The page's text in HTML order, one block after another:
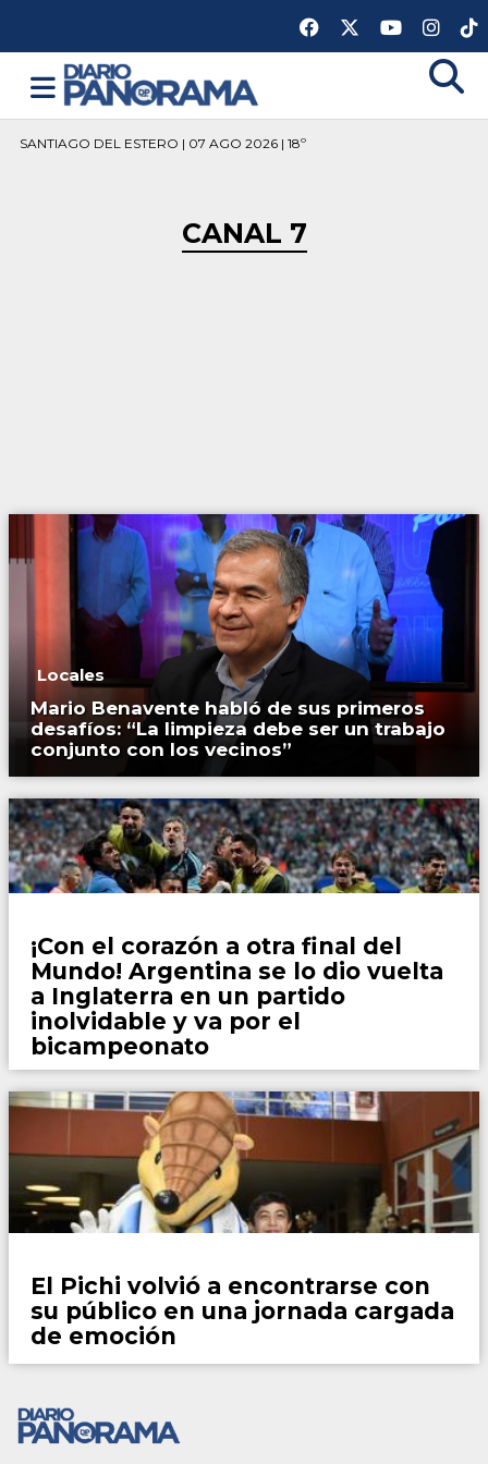
SANTIAGO DEL ESTERO | 07 AGO 2026 | 18º
CANAL 7
Locales
Mario Benavente habló de sus primeros
desafíos: “La limpieza debe ser un trabajo
conjunto con los vecinos”
¡Con el corazón a otra final del
Mundo! Argentina se lo dio vuelta
a Inglaterra en un partido
inolvidable y va por el
bicampeonato
El Pichi volvió a encontrarse con
su público en una jornada cargada
de emoción